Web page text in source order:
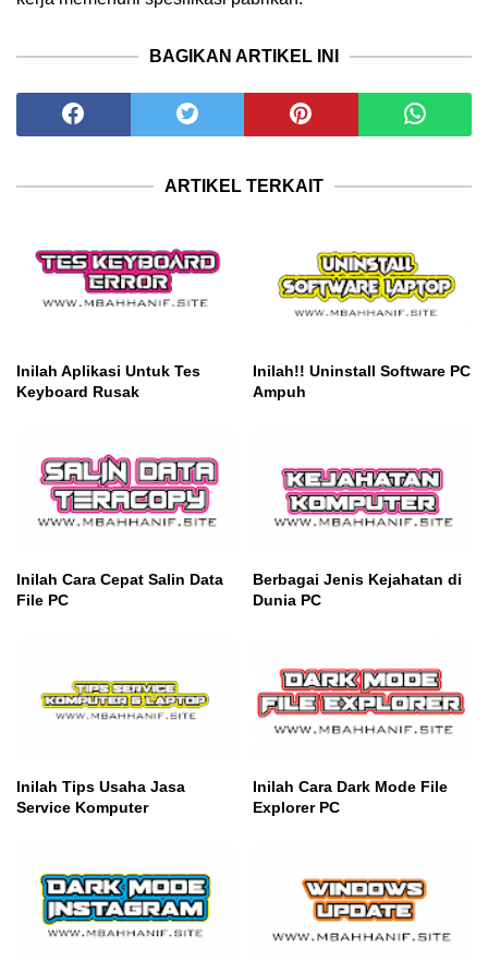
BAGIKAN ARTIKEL INI
ARTIKEL TERKAIT
Inilah Aplikasi Untuk Tes
Keyboard Rusak
Inilah!! Uninstall Software PC
Ampuh
Inilah Cara Cepat Salin Data
File PC
Berbagai Jenis Kejahatan di
Dunia PC
Inilah Tips Usaha Jasa
Service Komputer
Inilah Cara Dark Mode File
Explorer PC